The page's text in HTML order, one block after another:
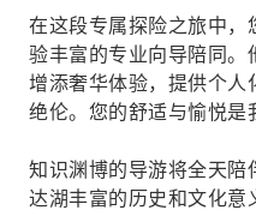
在这段专属探险之旅中，
验丰富的专业向导陪同。
增添奢华体验，提供个人
绝伦。您的舒适与愉悦是
知识渊博的导游将全天陪
达湖丰富的历史和文化意